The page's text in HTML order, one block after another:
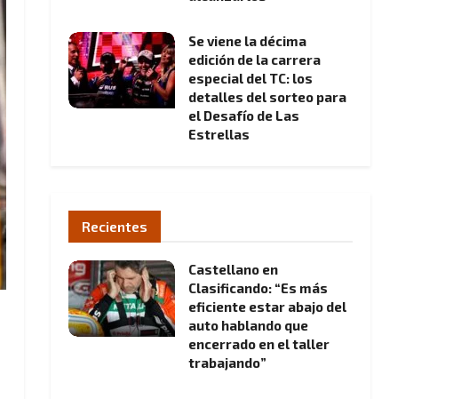
Se viene la décima
edición de la carrera
especial del TC: los
detalles del sorteo para
el Desafío de Las
Estrellas
Recientes
Castellano en
Clasificando: “Es más
eficiente estar abajo del
auto hablando que
encerrado en el taller
trabajando”